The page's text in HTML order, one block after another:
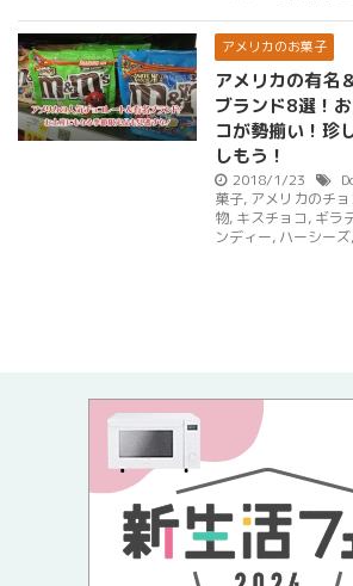
アメリカのお菓子
アメリカの有名
ブランド8選！
コが勢揃い！珍
しもう！
2018/1/23
菓子, アメリカのチ
物, キスチョコ, ギラ
ンディー, ハーシーズ,